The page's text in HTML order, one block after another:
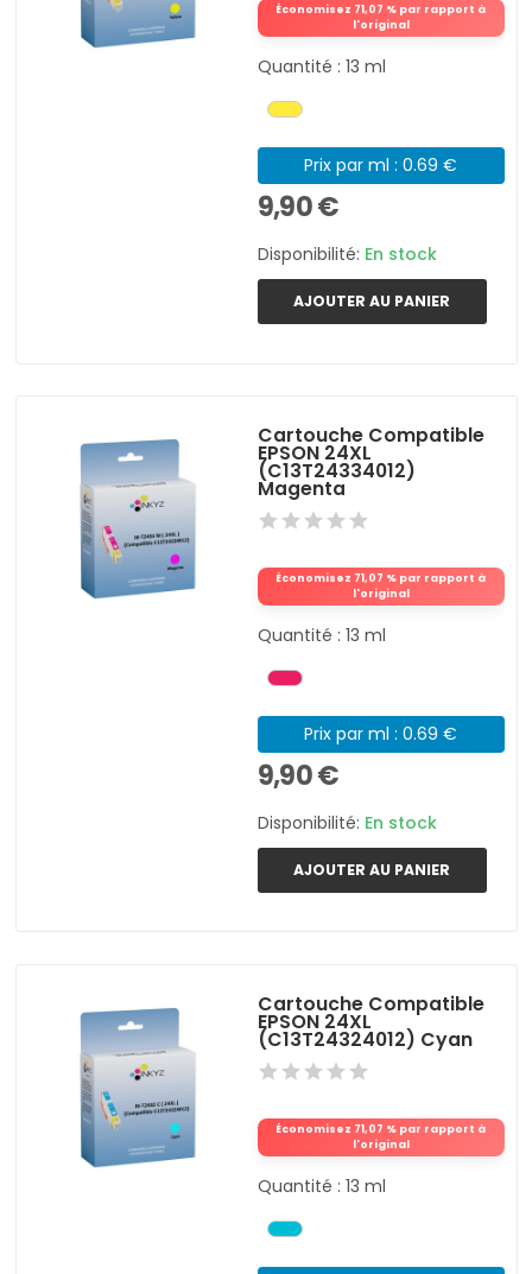
Économisez 71,07 % par rapport à
l'original
Quantité : 13 ml
Prix par ml : 0.69 €
9,90 €
Disponibilité: En stock
AJOUTER AU PANIER
Cartouche Compatible
EPSON 24XL
(C13T24334012)
Magenta
Économisez 71,07 % par rapport à
l'original
Quantité : 13 ml
Prix par ml : 0.69 €
9,90 €
Disponibilité: En stock
AJOUTER AU PANIER
Cartouche Compatible
EPSON 24XL
(C13T24324012) Cyan
Économisez 71,07 % par rapport à
l'original
Quantité : 13 ml